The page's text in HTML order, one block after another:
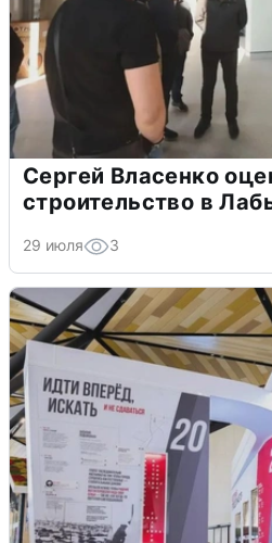
Сергей Власенко
строительство в
29 июля 3